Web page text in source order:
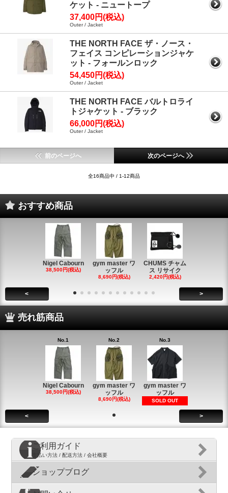
ケット - ニュートープ
37,400円(税込)
Outer / Jacket
THE NORTH FACE ザ・ノース・
フェイス コンピレーションジャケ
ット - フォールンロック
54,450円(税込)
Outer / Jacket
THE NORTH FACE バルトロライ
トジャケット - ブラック
66,000円(税込)
Outer / Jacket
前のページへ 次のページへ
全16商品中 / 1-12商品
おすすめ商品
Nigel Cabourn
38,500円(税込)
gym master ワ
ッフル
8,690円(税込)
CHUMS チャム
ス リサイク
2,420円(税込)
< >
売れ筋商品
No.1
Nigel Cabourn
38,500円(税込)
No.2
gym master ワ
ッフル
8,690円(税込)
No.3
gym master ワ
ッフル
SOLD OUT
< >
ご利用ガイド
支払い方法 / 配送方法 / 会社概要
ショップブログ